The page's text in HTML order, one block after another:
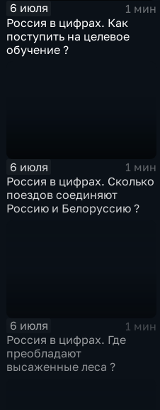
6 июля
1 мин
Россия в цифрах. Как
поступить на целевое
обучение ?
6 июля
1 мин
Россия в цифрах. Сколько
поездов соединяют
Россию и Белоруссию ?
6 июля
1 мин
Россия в цифрах. Где
преобладают
высаженные леса ?